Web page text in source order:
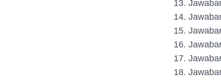
13.
14.
15.
16.
17.
18.